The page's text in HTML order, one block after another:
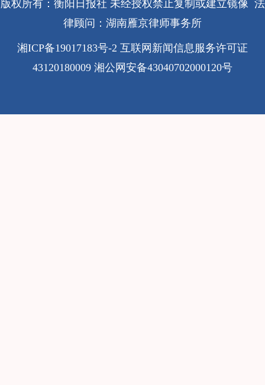
版权所有：衡阳日报社 未经授权禁止复制或建立镜像 法
律顾问：湖南雁京律师事务所
湘ICP备19017183号-2 互联网新闻信息服务许可证
43120180009 湘公网安备43040702000120号